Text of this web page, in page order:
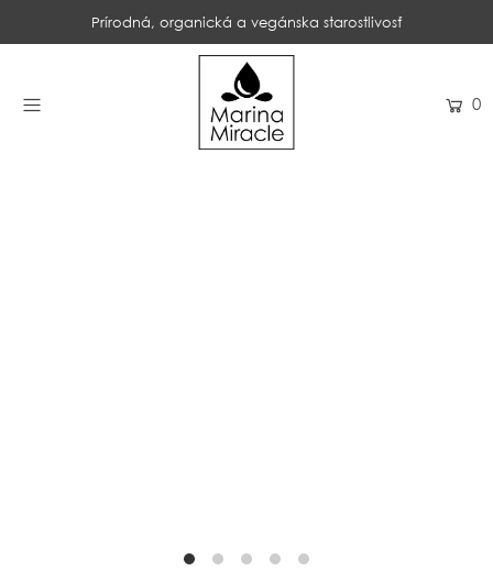
Prírodná, organická a vegánska starostlivosť
0
DOMOV